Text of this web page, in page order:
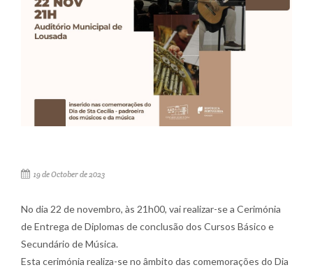
19 de October de 2023
No dia 22 de novembro, às 21h00, vai realizar-se a Cerimónia
de Entrega de Diplomas de conclusão dos Cursos Básico e
Secundário de Música.
Esta cerimónia realiza-se no âmbito das comemorações do Dia